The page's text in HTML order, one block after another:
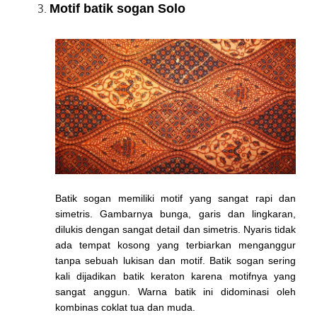
Motif batik sogan Solo
Batik sogan memiliki motif yang sangat rapi dan
simetris. Gambarnya bunga, garis dan lingkaran,
dilukis dengan sangat detail dan simetris. Nyaris tidak
ada tempat kosong yang terbiarkan menganggur
tanpa sebuah lukisan dan motif. Batik sogan sering
kali dijadikan batik keraton karena motifnya yang
sangat anggun. Warna batik ini didominasi oleh
kombinas coklat tua dan muda.